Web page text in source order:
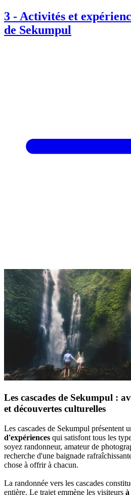
3 -Activités et
de Sekumpul
Les cascades de Sekumpul :
et découvertes culturelles
Les cascades de Sekumpul présentent
d'expériences qui satisfont tous les
soyez randonneur, amateur de
recherche d'une baignade
chose à offrir à chacun.
La randonnée vers les cascades
entière. Le trajet emmène les visiteurs à